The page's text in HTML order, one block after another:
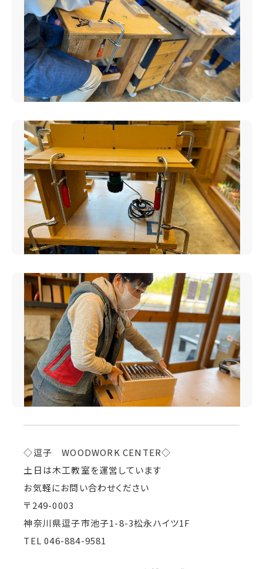
◇逗子 WOODWORK CENTER◇
土日は木工教室を運営しています
お気軽にお問い合わせください
〒249-0003
神奈川県逗子市池子1-8-3松永ハイツ1F
TEL 046-884-9581